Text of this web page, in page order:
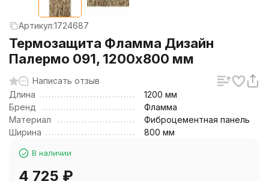
Артикул:1724687
Термозащита Фламма Дизайн
Палермо 091, 1200х800 мм
Написать отзыв
Длина
1200 мм
Бренд
Фламма
Материал
Фиброцементная панель
Ширина
800 мм
В наличии
4 725 ₽